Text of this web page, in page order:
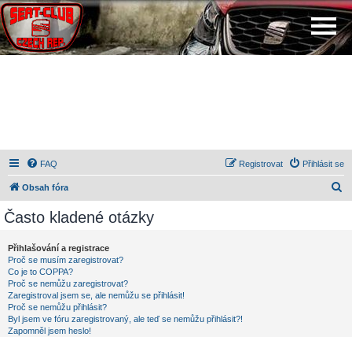
FAQ Přihlásit se
Registrovat
Obsah fóra
Často kladené otázky
Přihlašování a registrace
Proč se musím zaregistrovat?
Co je to COPPA?
Proč se nemůžu zaregistrovat?
Zaregistroval jsem se, ale nemůžu se přihlásit!
Proč se nemůžu přihlásit?
Byl jsem ve fóru zaregistrovaný, ale teď se nemůžu přihlásit?!
Zapomněl jsem heslo!